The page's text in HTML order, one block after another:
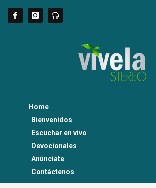
Home
Bienvenidos
Escuchar en vivo
Devocionales
Anúnciate
Contáctenos